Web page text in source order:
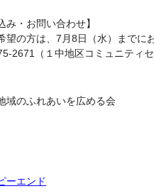
み・お問い合わせ】
望の方は、7月8日（水）までに
2671（１中地区コミュニティセ
域のふれあいを広める会
ーエンド